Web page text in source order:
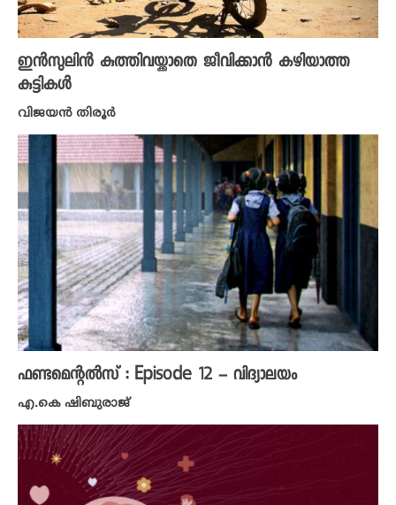
ഇൻസുലിൻ കുത്തിവയ്ക്കാതെ ജീവിക്കാൻ കഴിയാത്ത
കുട്ടികൾ
വിജയൻ തിരൂർ
ഫണ്ടമെന്റൽസ് : Episode 12 – വിദ്യാലയം
എ.കെ ഷിബുരാജ്